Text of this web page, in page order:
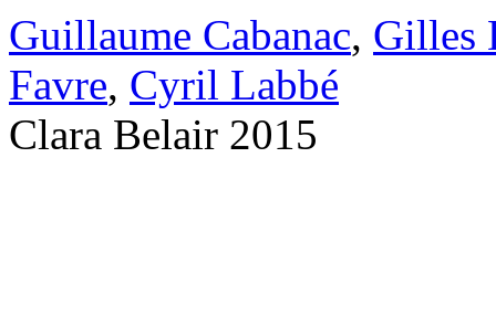
Guillaume Cabanac, Gilles
Favre, Cyril Labbé
Clara Belair 2015